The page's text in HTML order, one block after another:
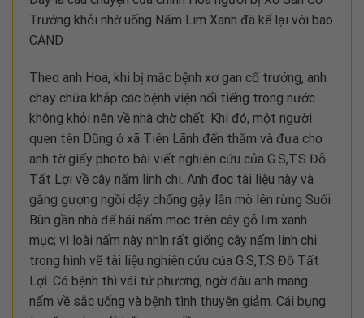
Trướng khỏi nhờ uống Nấm Lim Xanh đã kể lại với báo
CAND
Theo anh Hoa, khi bị mắc bệnh xơ gan cổ trướng, anh
chạy chữa khắp các bệnh viện nổi tiếng trong nước
không khỏi nên về nhà chờ chết. Khi đó, một người
quen tên Dũng ở xã Tiên Lãnh đến thăm và đưa cho
anh tờ giấy photo bài viết nghiên cứu của G.S,T.S Đỗ
Tất Lợi về cây nấm linh chi. Anh đọc tài liệu này và
gắng gượng ngồi dậy chống gậy lần mò lên rừng Suối
Bùn gần nhà để hái nấm mọc trên cây gỗ lim xanh
mục; vì loài nấm này nhìn rất giống cây nấm linh chi
trong hình vẽ tài liệu nghiên cứu của G.S,T.S Đỗ Tất
Lợi. Có bệnh thì vái tứ phương, ngờ đâu anh mang
nấm về sắc uống và bệnh tình thuyên giảm. Cái bụng